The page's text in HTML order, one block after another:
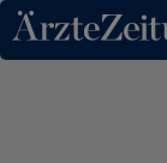
Direkt zum